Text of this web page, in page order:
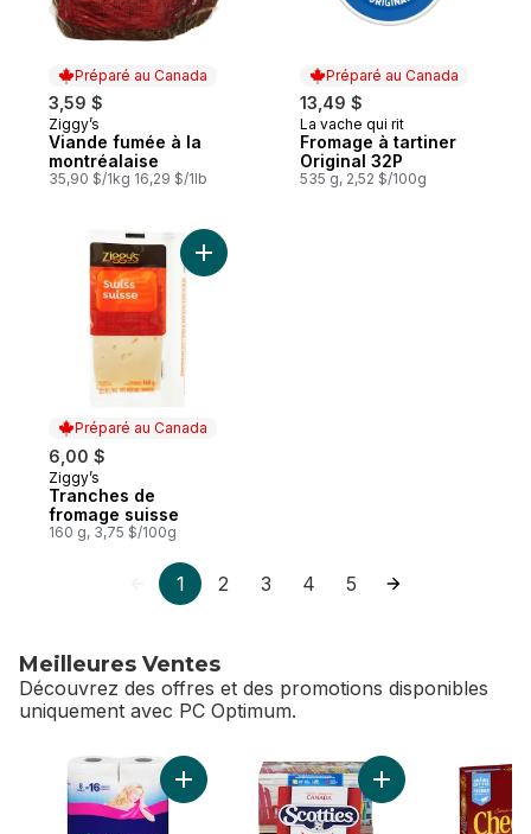
Préparé au Canada
3,59 $
Préparé au Canada
Ziggy’s
Viande fumée à la
montréalaise
35,90 $/1kg 16,29 $/1lb
Préparé au Canada
13,49 $
Préparé au Canada
La vache qui rit
Fromage à tartiner
Original 32P
535 g, 2,52 $/100g
Préparé au Canada
6,00 $
Préparé au Canada
Ziggy’s
Tranches de
fromage suisse
160 g, 3,75 $/100g
Ajouter Tranches de fromage suisse au
1 2 3 4 5
Meilleures Ventes
Découvrez des offres et des promotions disponibles
uniquement avec PC Optimum.
sauter Meilleures Ventes
Ajouter Papier hygiénique, 8 rouleaux,
Ajouter Boîte de